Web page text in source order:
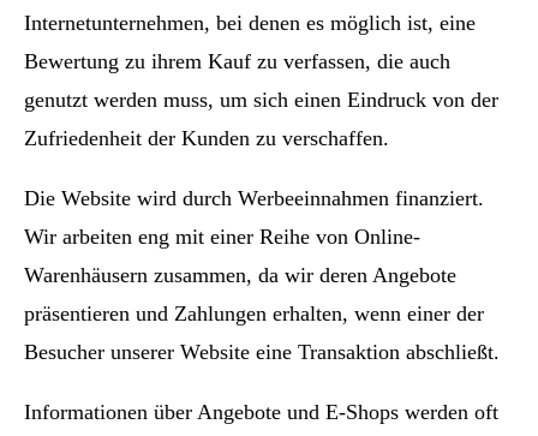
Internetunternehmen, bei denen es möglich ist, eine
Bewertung zu ihrem Kauf zu verfassen, die auch
genutzt werden muss, um sich einen Eindruck von der
Zufriedenheit der Kunden zu verschaffen.
Die Website wird durch Werbeeinnahmen finanziert.
Wir arbeiten eng mit einer Reihe von Online-
Warenhäusern zusammen, da wir deren Angebote
präsentieren und Zahlungen erhalten, wenn einer der
Besucher unserer Website eine Transaktion abschließt.
Informationen über Angebote und E-Shops werden oft